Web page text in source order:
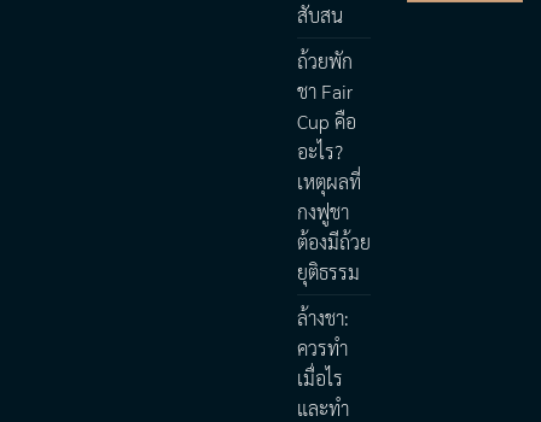
สับสน
ถ้วยพัก
ชา Fair
Cup คือ
อะไร?
เหตุผลที่
กงฟูชา
ต้องมีถ้วย
ยุติธรรม
ล้างชา:
ควรทำ
เมื่อไร
และทำ